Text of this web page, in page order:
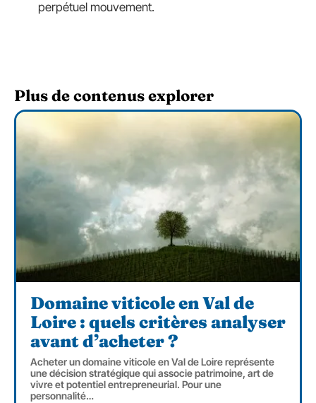
perpétuel mouvement.
Plus de contenus explorer
Domaine viticole en Val de
Loire : quels critères analyser
avant d’acheter ?
Acheter un domaine viticole en Val de Loire représente
une décision stratégique qui associe patrimoine, art de
vivre et potentiel entrepreneurial. Pour une
personnalité…